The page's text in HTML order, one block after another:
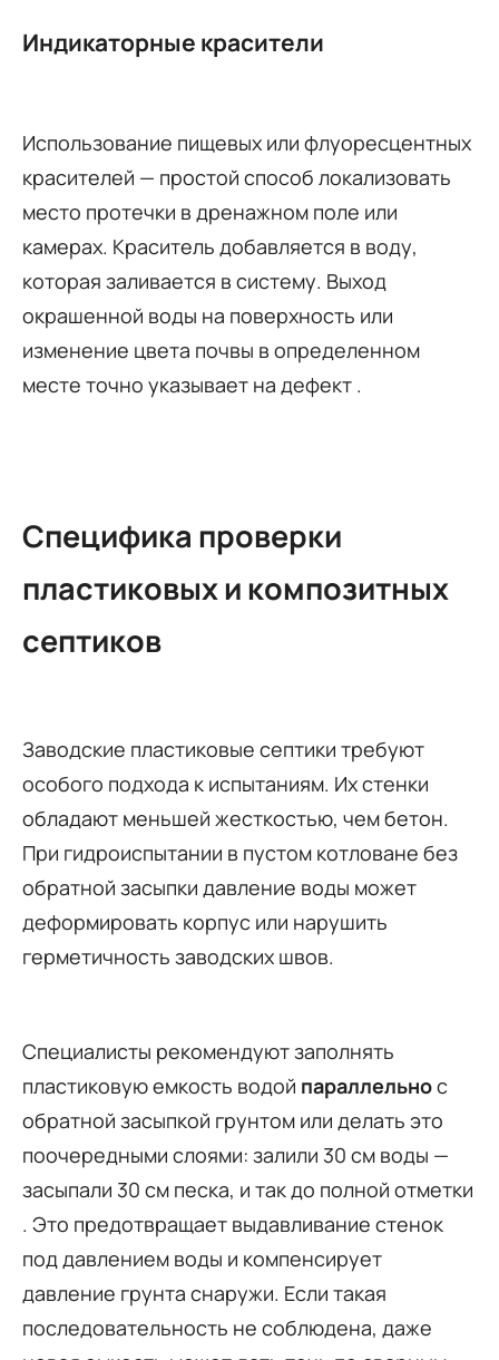
Индикаторные красители
Использование пищевых или флуоресцентных
красителей — простой способ локализовать
место протечки в дренажном поле или
камерах. Краситель добавляется в воду,
которая заливается в систему. Выход
окрашенной воды на поверхность или
изменение цвета почвы в определенном
месте точно указывает на дефект .
Специфика проверки
пластиковых и композитных
септиков
Заводские пластиковые септики требуют
особого подхода к испытаниям. Их стенки
обладают меньшей жесткостью, чем бетон.
При гидроиспытании в пустом котловане без
обратной засыпки давление воды может
деформировать корпус или нарушить
герметичность заводских швов.
Специалисты рекомендуют заполнять
пластиковую емкость водой параллельнос
обратной засыпкой грунтом или делать это
поочередными слоями: залили 30 см воды —
засыпали 30 см песка, и так до полной отметки
. Это предотвращает выдавливание стенок
под давлением воды и компенсирует
давление грунта снаружи. Если такая
последовательность не соблюдена, даже